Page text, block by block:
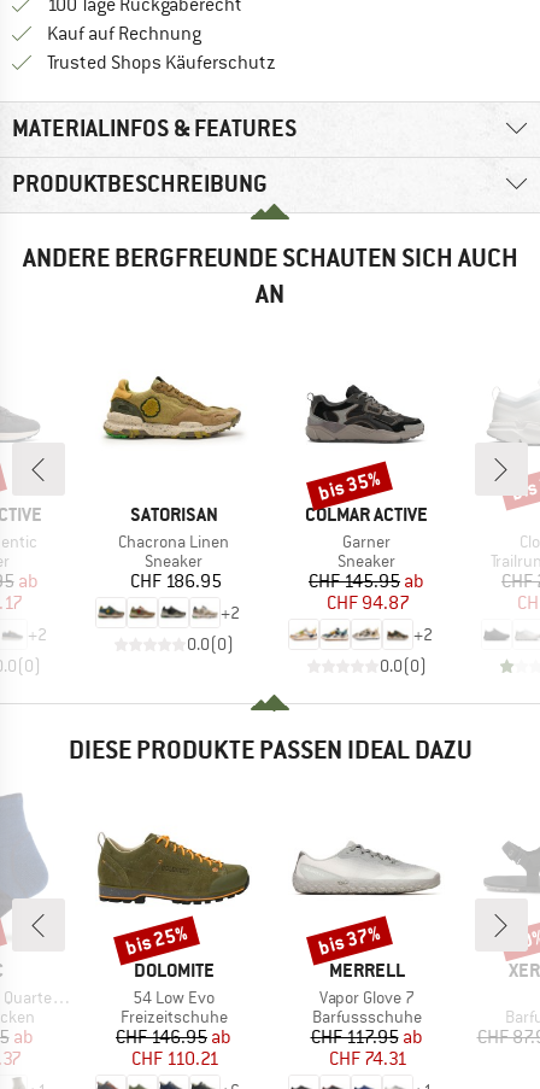
100 Tage Rückgaberecht
Kauf auf RechnungFinde die Zahlungs-Infos hier! Öffnet
Trusted Shops Käuferschutz
MATERIALINFOS & FEATURES
PRODUKTBESCHREIBUNG
ANDERE BERGFREUNDE SCHAUTEN SICH AUCH
AN
Preis
ab
+2
(0)
MARKE
SATORISAN
Artikel
Chacrona Linen
Produktgruppe
Sneaker
Preis
CHF 186.95
+2
0.0(0)
MARKE
COLMAR ACTIVE
Artikel
Garner
Produktgruppe
Sneaker
Preis
CHF 145.95reduzierter Preis
ab
CHF 94.87
+2
0.0(0)
Rabatt
bis 35%
DIESE PRODUKTE PASSEN IDEAL DAZU
Tech
Preis
ab
MARKE
DOLOMITE
Artikel
54 Low Evo
Produktgruppe
Freizeitschuhe
Preis
CHF 146.95reduzierter Preis
ab
CHF 110.21
Rabatt
bis 25%
MARKE
MERRELL
Artikel
Vapor Glove 7
Produktgruppe
Barfussschuhe
Preis
CHF 117.95reduzierter Preis
ab
CHF 74.31
Rabatt
bis 37%
CHF